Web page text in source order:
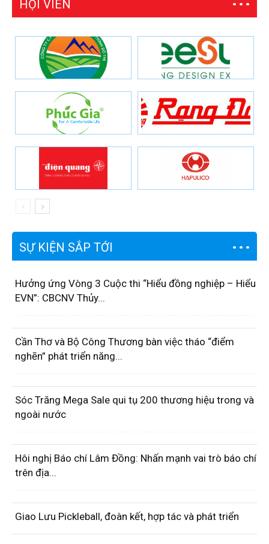
HỘI VIÊN
SỰ KIỆN SẮP TỚI
Hưởng ứng Vòng 3 Cuộc thi “Hiểu đồng nghiệp – Hiểu
EVN”: CBCNV Thủy...
Cần Thơ và Bộ Công Thương bàn việc tháo “điểm
nghẽn” phát triển năng...
Sóc Trăng Mega Sale qui tụ 200 thương hiệu trong và
ngoài nước
Hôi nghị Báo chí Lâm Đồng: Nhấn mạnh vai trò báo chí
trên địa...
Giao Lưu Pickleball, đoàn kết, hợp tác và phát triển